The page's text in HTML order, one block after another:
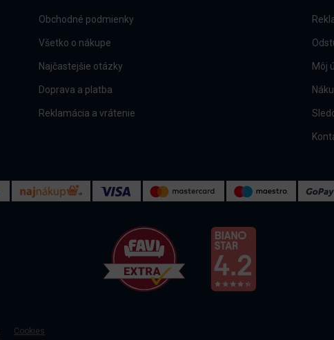
Obchodné podmienky
Všetko o nákupe
Najčastejšie otázky
Doprava a platba
Reklamácia a vrátenie
Môj
Cookies